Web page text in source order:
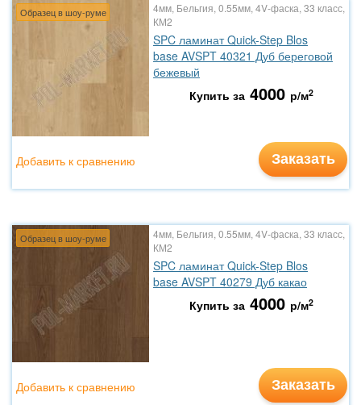
Образец в шоу-руме
4мм, Бельгия, 0.55мм, 4V-фаска, 33 класс,
КМ2
SPC ламинат Quick-Step Blos
base AVSPT 40321 Дуб береговой
бежевый
Купить за 4000 р/м2
Заказать
Добавить к сравнению
Образец в шоу-руме
4мм, Бельгия, 0.55мм, 4V-фаска, 33 класс,
КМ2
SPC ламинат Quick-Step Blos
base AVSPT 40279 Дуб какао
Купить за 4000 р/м2
Заказать
Добавить к сравнению